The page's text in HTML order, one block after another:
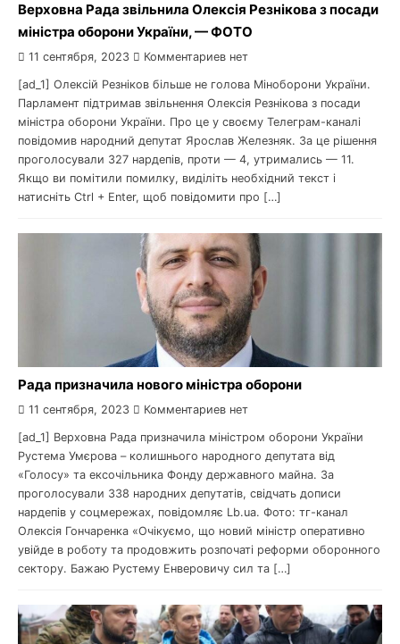
Верховна Рада звільнила Олексія Резнікова з посади
міністра оборони України, — ФОТО
11 сентября, 2023 Комментариев нет
[ad_1] Олексій Резніков більше не голова Міноборони України.
Парламент підтримав звільнення Олексія Резнікова з посади
міністра оборони України. Про це у своєму Телеграм-каналі
повідомив народний депутат Ярослав Железняк. За це рішення
проголосували 327 нардепів, проти — 4, утримались — 11.
Якщо ви помітили помилку, виділіть необхідний текст і
натисніть Ctrl + Enter, щоб повідомити про […]
Рада призначила нового міністра оборони
11 сентября, 2023 Комментариев нет
[ad_1] Верховна Рада призначила міністром оборони України
Рустема Умєрова – колишнього народного депутата від
«Голосу» та ексочільника Фонду державного майна. За
проголосували 338 народних депутатів, свідчать дописи
нардепів у соцмережах, повідомляє Lb.ua. Фото: тг-канал
Олексія Гончаренка «Очікуємо, що новий міністр оперативно
увійде в роботу та продовжить розпочаті реформи оборонного
сектору. Бажаю Рустему Енверовичу сил та […]